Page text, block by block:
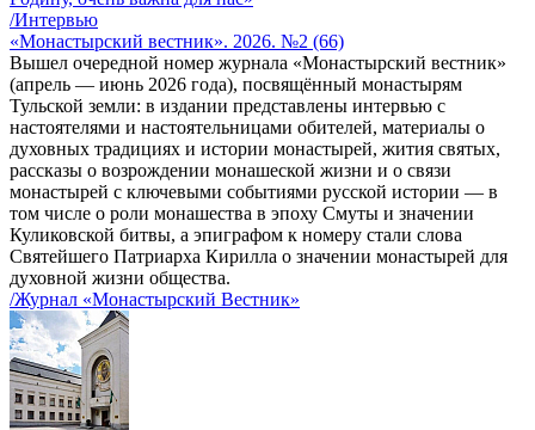
/Интервью
«Монастырский вестник». 2026. №2 (66)
Вышел очередной номер журнала «Монастырский вестник»
(апрель — июнь 2026 года), посвящённый монастырям
Тульской земли: в издании представлены интервью с
настоятелями и настоятельницами обителей, материалы о
духовных традициях и истории монастырей, жития святых,
рассказы о возрождении монашеской жизни и о связи
монастырей с ключевыми событиями русской истории — в
том числе о роли монашества в эпоху Смуты и значении
Куликовской битвы, а эпиграфом к номеру стали слова
Святейшего Патриарха Кирилла о значении монастырей для
духовной жизни общества.
/Журнал «Монастырский Вестник»